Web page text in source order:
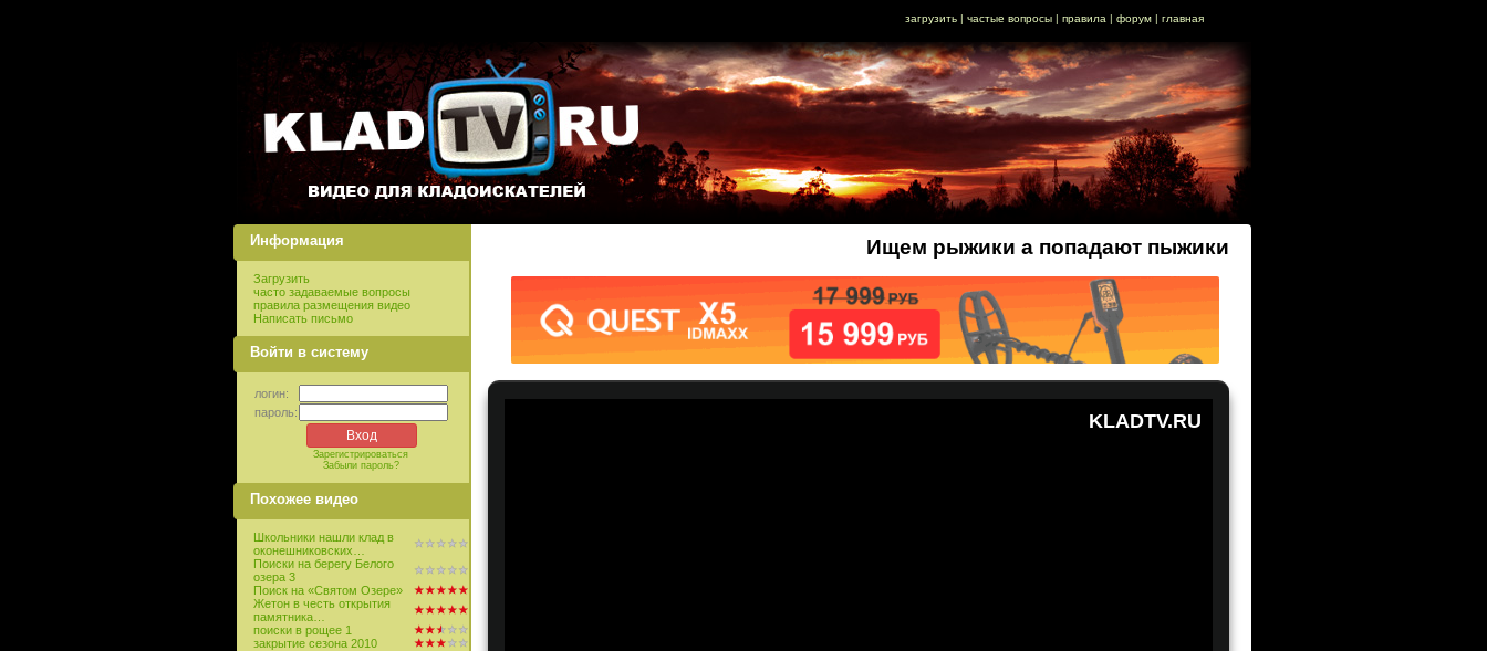
загрузить| частые вопросы| правила | форум| главная
Информация
Загрузить
часто задаваемые вопросы
правила размещения видео
Написать письмо
Войти в систему
логин:
пароль:
Зарегистрироваться
Забыли пароль?
Похожее видео
Школьники нашли клад в
оконешниковских…
Поиски на берегу Белого
озера 3
Поиск на «Святом Озере»
Жетон в честь открытия
памятника…
поиски в рощее 1
закрытие сезона 2010
Ищем рыжики а попадают пыжики
KLADTV.RU